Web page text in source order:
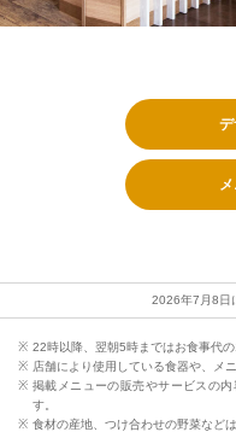
2026年7月8日
22時以降、翌朝5時まではお食事代
店舗により使用している食器や、メ
掲載メニューの販売やサービスの
す。
食材の産地、つけ合わせの野菜など